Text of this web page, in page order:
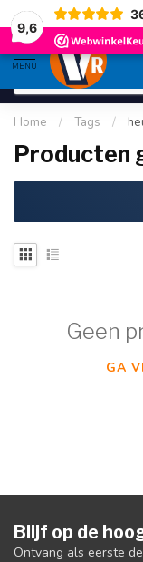
9,6
gratis verzending
MENU
Home / Tags /
Producten
Geen
GA
Blijf op de
Ontvang als eerste